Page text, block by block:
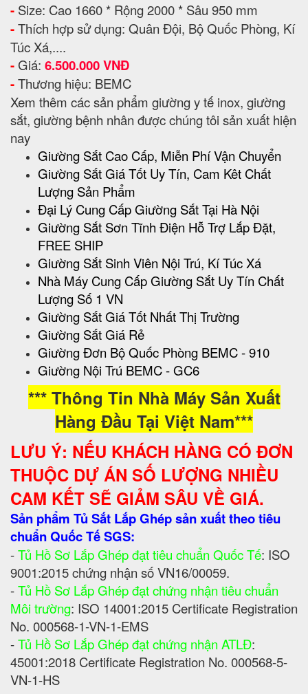
- Size: Cao 1660 * Rộng 2000 * Sâu 950 mm
-Thích hợp sử dụng: Quân Đội, Bộ Quốc Phòng, Kí
Túc Xá,....
- Giá: 6.500.000 VNĐ
-Thương hiệu: BEMC
Xem thêm các sản phẩm giường y tế inox, giường
sắt, giường bệnh nhân được chúng tôi sản xuất hiện
nay
Giường Sắt Cao Cấp, Miễn Phí Vận Chuyển
Giường Sắt Giá Tốt Uy Tín, Cam Kêt Chất
Lượng Sản Phẩm
Đại Lý Cung Cấp Giường Sắt Tại Hà Nội
Giường Sắt Sơn Tĩnh Điện Hỗ Trợ Lắp Đặt,
FREE SHIP
Giường Sắt Sinh Viên Nội Trú, Kí Túc Xá
Nhà Máy Cung Cấp Giường Sắt Uy Tín Chất
Lượng Số 1 VN
Giường Sắt Giá Tốt Nhất Thị Trường
Giường Sắt Giá Rẻ
Giường Đơn Bộ Quốc Phòng BEMC - 910
Giường Nội Trú BEMC - GC6
*** Thông Tin Nhà Máy Sản Xuất
Hàng Đầu Tại Việt Nam***
LƯU Ý: NẾU KHÁCH HÀNG CÓ ĐƠN
THUỘC DỰ ÁN SỐ LƯỢNG NHIỀU
CAM KẾT SẼ GIẢM SÂU VỀ GIÁ.
Sản phẩm Tủ Sắt Lắp Ghép sản xuất theo tiêu
chuẩn Quốc Tế SGS:
-Tủ Hồ Sơ Lắp Ghép đạt tiêu chuẩn Quốc Tế: ISO
9001:2015 chứng nhận số VN16/00059.
-Tủ Hồ Sơ Lắp Ghép đạt chứng nhận tiêu chuẩn
Môi trường: ISO 14001:2015 Certificate Registration
No. 000568-1-VN-1-EMS
-Tủ Hồ Sơ Lắp Ghép đạt chứng nhận ATLĐ:
45001:2018 Certificate Registration No. 000568-5-
VN-1-HS